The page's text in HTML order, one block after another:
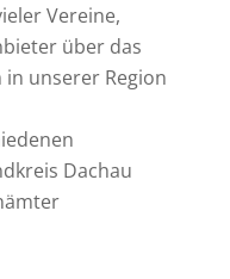
Vereine,
über das
unserer Region
Dachau